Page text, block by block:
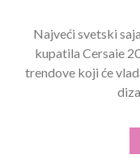
Najveći svetski
kupatila Cersaie
trendove koji će